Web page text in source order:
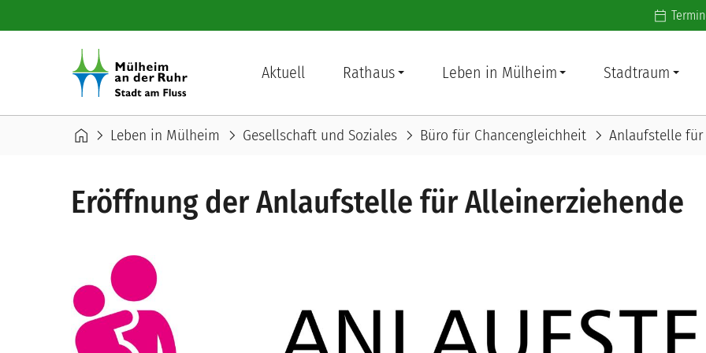
Aktuell
Rathaus Leben in Mülheim Stadtraum
Pfadnavigation
home chevron_right Leben in Mülheim chevron_right Gesellschaft und Soziales chevron_right Büro für Chancengleichheit chevron_right Anlaufstelle
Eröffnung der Anlaufstelle für Alleinerziehende